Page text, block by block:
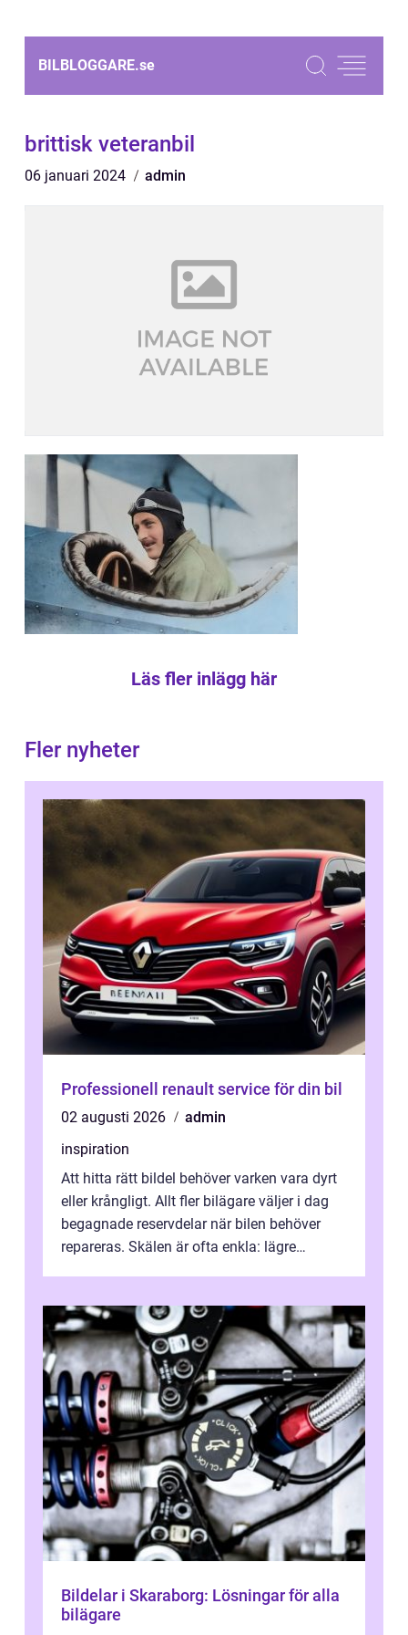
BILBLOGGARE.se
brittisk veteranbil
06 januari 2024 admin
Läs fler inlägg här
Fler nyheter
Professionell renault service för din bil
02 augusti 2026
admin
inspiration
Att hitta rätt bildel behöver varken vara dyrt
eller krångligt. Allt fler bilägare väljer i dag
begagnade reservdelar när bilen behöver
repareras. Skälen är ofta enkla: lägre
Bildelar i Skaraborg: Lösningar för alla
bilägare